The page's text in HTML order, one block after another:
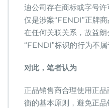
迪公司存在商标或字号
仅是涉案“FENDI”正牌
在任何关联关系，故益
“FENDI”标识的行为不属
对此，笔者认为
正品销售商合理使用正
衡的基本原则，避免正